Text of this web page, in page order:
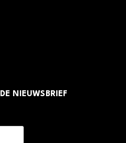
NIEUWSBRIEF